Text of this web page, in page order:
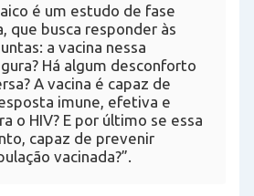
é um estudo de fase
que busca responder às
a vacina nessa
Há algum desconforto
A vacina é capaz de
imune, efetiva e
o HIV? E por último se essa
capaz de prevenir
vacinada?”.